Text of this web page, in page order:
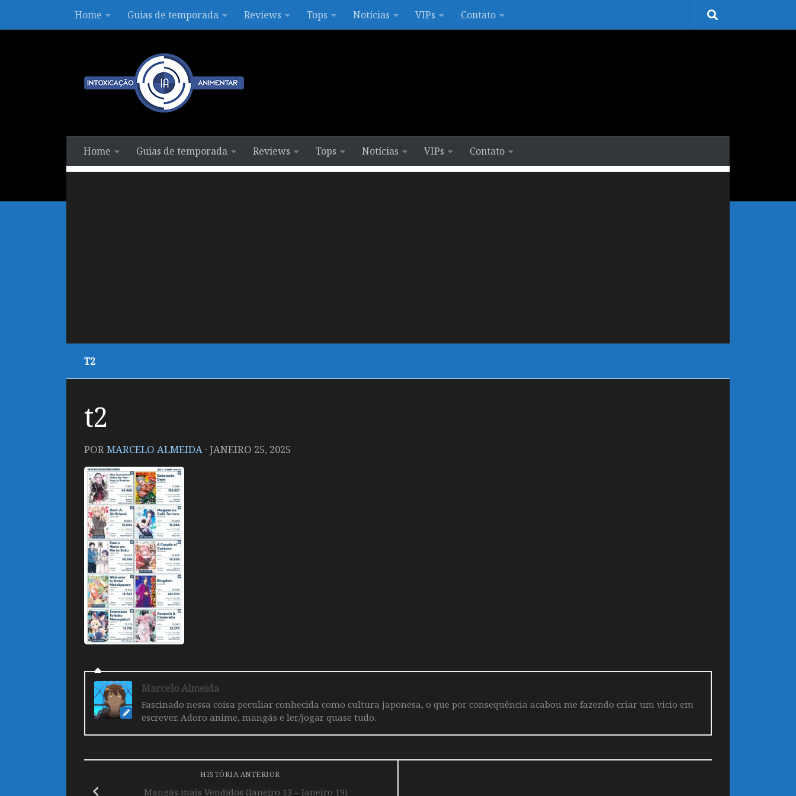
Skip to contentHome Guias de temporada Reviews Tops Notícias VIPs Contato
Home Guias de temporada Reviews Tops Notícias VIPs Contato
T2
t2
PORMARCELO ALMEIDA · JANEIRO 25, 2025
Marcelo Almeida
Fascinado nessa coisa peculiar conhecida como cultura japonesa, o que por consequência acabou me fazendo criar um vicio em
escrever. Adoro anime, mangás e ler/jogar quase tudo.
HISTÓRIA ANTERIOR
Mangás mais Vendidos (Janeiro 13 – Janeiro 19)